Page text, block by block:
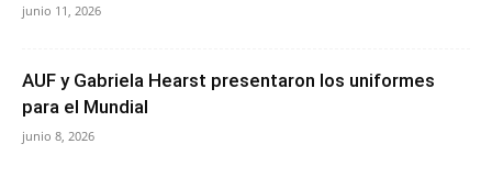
junio 11, 2026
AUF y Gabriela Hearst presentaron los uniformes
para el Mundial
junio 8, 2026